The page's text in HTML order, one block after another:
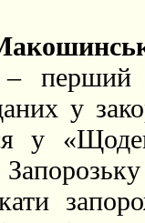
перший з
у
у